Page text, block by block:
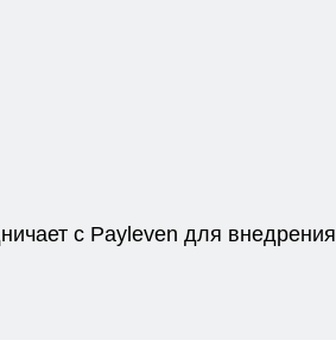
с Payleven для внедрения